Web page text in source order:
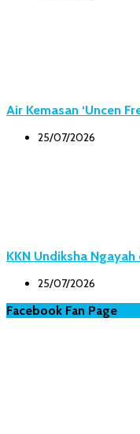
Air Kemasan ‘Uncen
25/07/2026
KKN Undiksha
25/07/2026
Facebook Fan Page